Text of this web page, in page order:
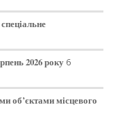
2026 року 6
об’єктами місцевого